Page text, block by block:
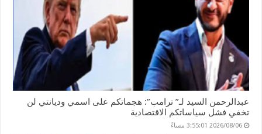
عبدالرحمن السيد لـ” ترامب”: هجماتكم على اسمي وديانتي لن
تخفي فشل سياساتكم الاقتصادية
2026/08/06 3:55:01 مساءً